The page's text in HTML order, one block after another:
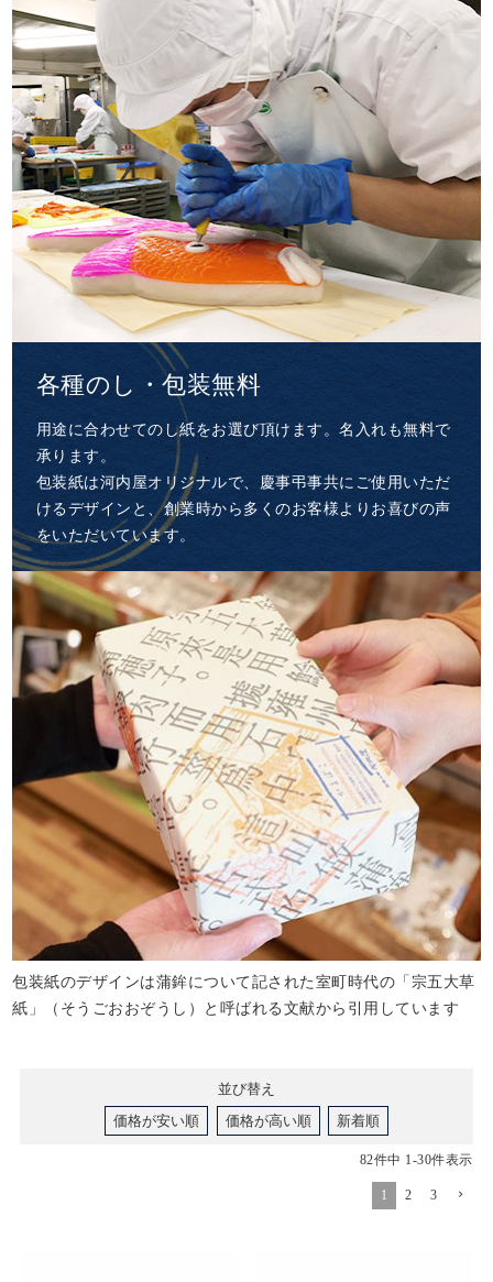
各種のし・包装無料
用途に合わせてのし紙をお選び頂けます。名入れも無料で
承ります。
包装紙は河内屋オリジナルで、慶事弔事共にご使用いただ
けるデザインと、創業時から多くのお客様よりお喜びの声
をいただいています。
包装紙のデザインは蒲鉾について記された室町時代の「宗五大草
紙」（そうごおおぞうし）と呼ばれる文献から引用しています
並び替え
価格が安い順
価格が高い順 新着順
82件中 1-30件表示
1 2 3